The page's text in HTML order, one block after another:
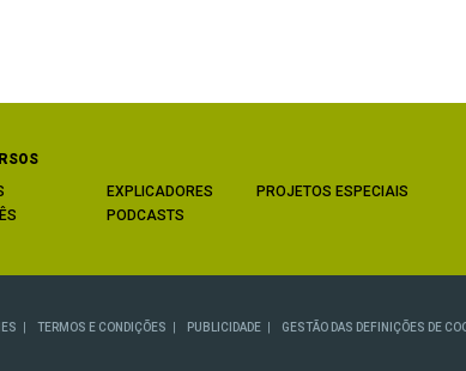
EXPLICADORES
PODCASTS
PROJETOS ESPECIAIS
TERMOS E CONDIÇÕES PUBLICIDADE GESTÃO DAS DEFINIÇÕES DE